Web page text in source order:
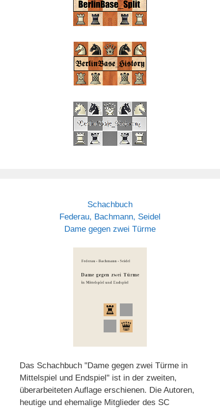
Schachbuch
Federau, Bachmann, Seidel
Dame gegen zwei Türme
Das Schachbuch "Dame gegen zwei Türme in
Mittelspiel und Endspiel" ist in der zweiten,
überarbeiteten Auflage erschienen. Die Autoren,
heutige und ehemalige Mitglieder des SC